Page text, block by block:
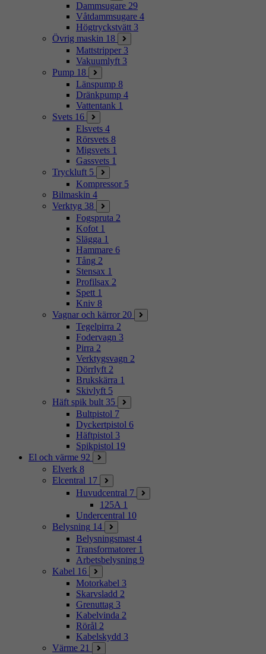
Dammsugare 29
Våtdammsugare 4
Högtryckstvätt 3
Övrig maskin 18
Mattstripper 3
Vakuumlyft 3
Pump 18
Länspump 8
Dränkpump 4
Vattentank 1
Svets 16
Elsvets 4
Rörsvets 8
Migsvets 1
Gassvets 1
Tryckluft 5
Kompressor 5
Bilmaskin 4
Verktyg 38
Fogspruta 2
Kofot 1
Slägga 1
Hammare 6
Tång 2
Stensax 1
Profilsax 2
Spett 1
Kniv 8
Vagnar och kärror 20
Tegelpirra 2
Fodervagn 3
Pirra 2
Verktygsvagn 2
Dörrlyft 2
Brukskärra 1
Skivlyft 5
Häft spik bult 35
Bultpistol 7
Dyckertpistol 6
Häftpistol 3
Spikpistol 19
El och värme 92
Elverk 8
Elcentral 17
Huvudcentral 7
125A 1
Undercentral 10
Belysning 14
Belysningsmast 4
Transformatorer 1
Arbetsbelysning 9
Kabel 16
Motorkabel 3
Skarvsladd 2
Grenuttag 3
Kabelvinda 2
Rörål 2
Kabelskydd 3
Värme 21